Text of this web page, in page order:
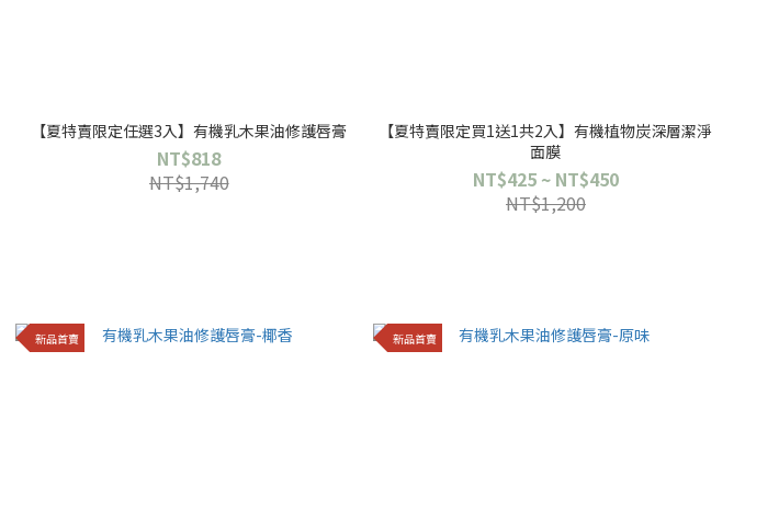
【夏特賣限定任選3入】有機乳木果油修護唇膏
NT$818
NT$1,740
【夏特賣限定買1送1共2入】有機植物炭深層潔淨
面膜
NT$425 ~ NT$450
NT$1,200
新品首賣 新品首賣